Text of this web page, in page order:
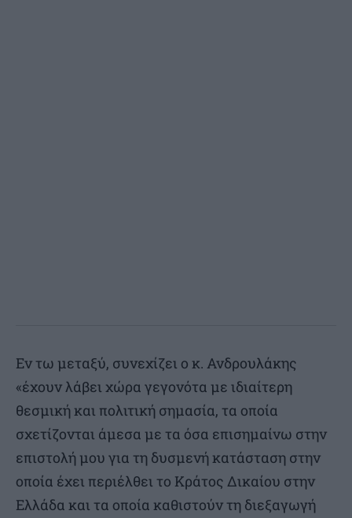
Εν τω μεταξύ, συνεχίζει ο κ. Ανδρουλάκης
«έχουν λάβει χώρα γεγονότα με ιδιαίτερη
θεσμική και πολιτική σημασία, τα οποία
σχετίζονται άμεσα με τα όσα επισημαίνω στην
επιστολή μου για τη δυσμενή κατάσταση στην
οποία έχει περιέλθει το Κράτος Δικαίου στην
Ελλάδα και τα οποία καθιστούν τη διεξαγωγή